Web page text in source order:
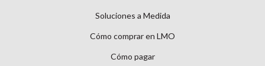
Soluciones a Medida
Cómo comprar en LMO
Cómo pagar